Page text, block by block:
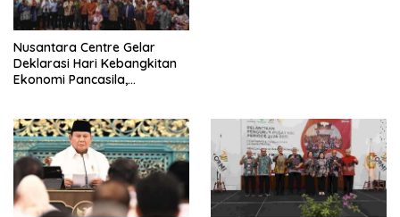
Nusantara Centre Gelar
Deklarasi Hari Kebangkitan
Ekonomi Pancasila,
Penjajahan (Pergolakan
Ekonomi Politik Indonesia) &
Simposium Nasional “Urgensi
Undang-Undang
Perekonomian Nasional dan
Kesejahteraan Sosial dalam